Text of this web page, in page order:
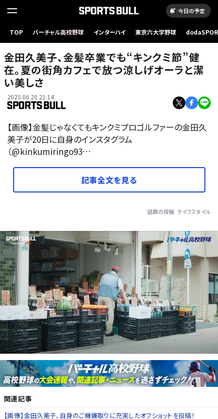
今日の予定
TOP バーチャル高校野球 インターハイ 東京六大学野球
金田久美子、金髪卒業でも“キンクミ節”健
在。夏の街角カフェで放つ涼しげオーラと潔
い美しさ
2025.06.20 21:14
【画像】金髪じゃなくてもキンクミプロゴルファーの金田久
美子が20日に自身のインスタグラム
（@kinkumiringo93…
記事全文を見る
話題の投稿 ライフスタイル
関連記事
【画像】金田久美子、自身のご機嫌取りに充実したオフショットを投稿！